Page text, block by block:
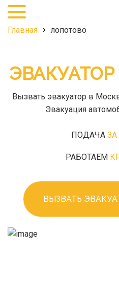
Главная лопотово
ЭВАКУАТОР
Вызвать эвакуатор в
Эвакуация
ПОДАЧА
РАБОТАЕМ
ВЫЗВАТЬ